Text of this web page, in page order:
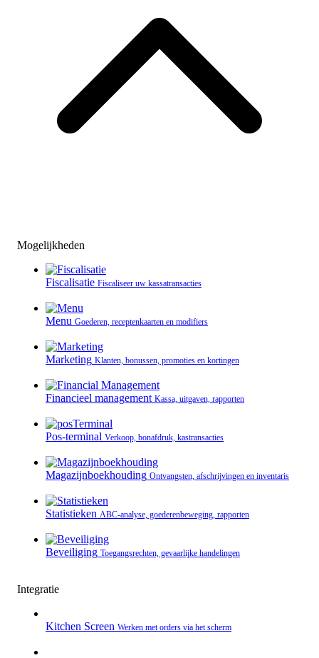
Mogelijkheden
Fiscalisatie Fiscaliseer uw kassatransacties
Menu Goederen, receptenkaarten en modifiers
Marketing Klanten, bonussen, promoties en kortingen
Financieel management Kassa, uitgaven, rapporten
Pos-terminal Verkoop, bonafdruk, kastransacties
Magazijnboekhouding Ontvangsten, afschrijvingen en inventaris
Statistieken ABC-analyse, goederenbeweging, rapporten
Beveiliging Toegangsrechten, gevaarlijke handelingen
Integratie
Kitchen Screen Werken met orders via het scherm